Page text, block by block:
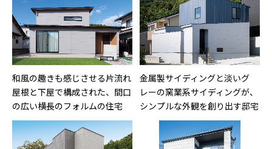
和風の趣きも感じさせる片流れ
屋根と下屋で構成された、間口
の広い横長のフォルムの住宅
金属製サイディングと淡いグ
レーの窯業系サイディングが、
シンプルな外観を創り出す邸宅